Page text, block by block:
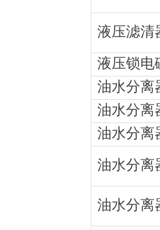
液压滤清
液压锁电
油水分离
油水分离
油水分离
油水分离
油水分离